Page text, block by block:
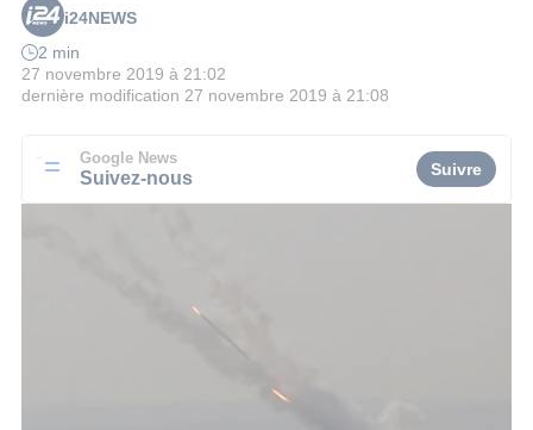
i24NEWS
2 min
27 novembre 2019 à 21:02
dernière modification 27 novembre 2019 à 21:08
Google News
Suivez-nous Suivre